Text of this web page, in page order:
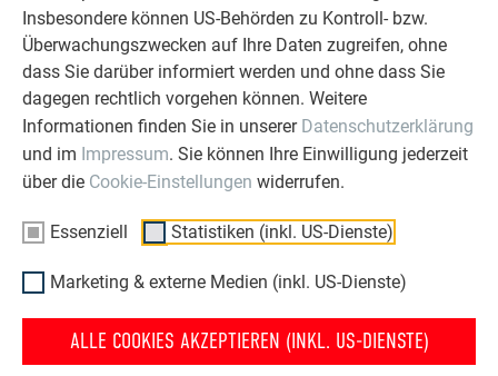
Insbesondere können US-Behörden zu Kontroll- bzw.
Überwachungszwecken auf Ihre Daten zugreifen, ohne
dass Sie darüber informiert werden und ohne dass Sie
dagegen rechtlich vorgehen können. Weitere
Informationen finden Sie in unserer Datenschutzerklärung
und im Impressum. Sie können Ihre Einwilligung jederzeit
über die Cookie-Einstellungen widerrufen.
Essenziell Statistiken (inkl. US-Dienste)
Marketing & externe Medien (inkl. US-Dienste)
ALLE COOKIES AKZEPTIEREN (INKL. US-DIENSTE)
mehr finden Sie in unsererReferenzgalerie.